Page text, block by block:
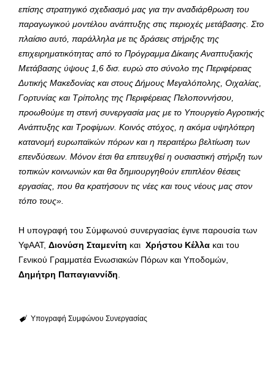
επίσης στρατηγικό σχεδιασμό μας για την αναδιάρθρωση του
παραγωγικού μοντέλου ανάπτυξης στις περιοχές μετάβασης. Στο
πλαίσιο αυτό, παράλληλα με τις δράσεις στήριξης της
επιχειρηματικότητας από το Πρόγραμμα Δίκαιης Αναπτυξιακής
Μετάβασης ύψους 1,6 δισ. ευρώ στο σύνολο της Περιφέρειας
Δυτικής Μακεδονίας και στους Δήμους Μεγαλόπολης, Οιχαλίας,
Γορτυνίας και Τρίπολης της Περιφέρειας Πελοποννήσου,
προωθούμε τη στενή συνεργασία μας με το Υπουργείο Αγροτικής
Ανάπτυξης και Τροφίμων. Κοινός στόχος, η ακόμα υψηλότερη
κατανομή ευρωπαϊκών πόρων και η περαιτέρω βελτίωση των
επενδύσεων. Μόνον έτσι θα επιτευχθεί η ουσιαστική στήριξη των
τοπικών κοινωνιών και θα δημιουργηθούν επιπλέον θέσεις
εργασίας, που θα κρατήσουν τις νέες και τους νέους μας στον
τόπο τους».
Η υπογραφή του Σύμφωνού συνεργασίας έγινε παρουσία των
ΥφΑΑΤ, Διονύση Σταμενίτη και Χρήστου Κέλλα και του
Γενικού Γραμματέα Ενωσιακών Πόρων και Υποδομών,
Δημήτρη Παπαγιαννίδη
Υπογραφή Συμφώνου Συνεργασίας